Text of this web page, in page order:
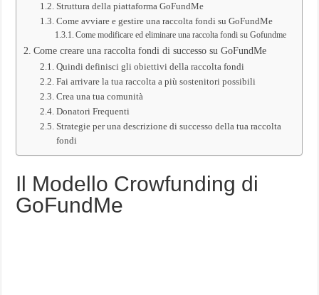
Struttura della piattaforma GoFundMe
Come avviare e gestire una raccolta fondi su GoFundMe
Come modificare ed eliminare una raccolta fondi su Gofundme
Come creare una raccolta fondi di successo su GoFundMe
Quindi definisci gli obiettivi della raccolta fondi
Fai arrivare la tua raccolta a più sostenitori possibili
Crea una tua comunità
Donatori Frequenti
Strategie per una descrizione di successo della tua raccolta
fondi
Il Modello Crowfunding di
GoFundMe